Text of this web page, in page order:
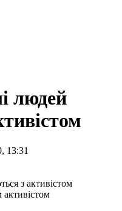
людей
13:31